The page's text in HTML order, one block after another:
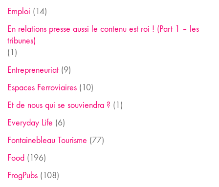
Emploi (14)
En relations presse aussi le contenu est roi ! (Part 1 – les
tribunes)
(1)
Entrepreneuriat (9)
Espaces Ferroviaires (10)
Et de nous qui se souviendra ? (1)
Everyday Life (6)
Fontainebleau Tourisme (77)
Food (196)
FrogPubs (108)